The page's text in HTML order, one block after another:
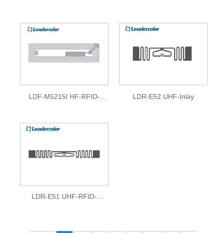
LDF-M5215I HF-RFID-
LDR-E52 UHF-Inlay
LDR-E51 UHF-RFID-